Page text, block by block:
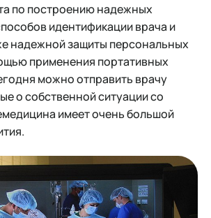
по построению надежных
идентификации врача и
надежной защиты персональных
применения портативных
можно отправить врачу
о собственной ситуации со
имеет очень большой